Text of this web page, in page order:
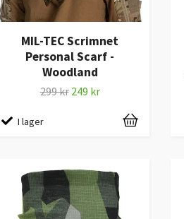
MIL-TEC Scrimnet
Personal Scarf -
Woodland
299 kr 249 kr
I lager